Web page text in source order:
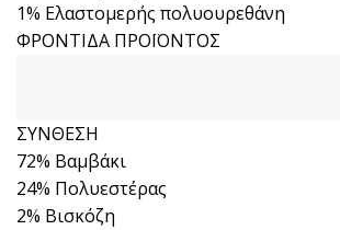
1% Ελαστομερής πολυουρεθάνη
ΦΡΟΝΤΙΔΑ ΠΡΟΪΟΝΤΟΣ
ΣΥΝΘΕΣΗ
72% Βαμβάκι
24% Πολυεστέρας
2% Βισκόζη